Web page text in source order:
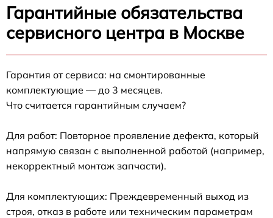
Гарантийные обязательства
сервисного центра в Москве
Гарантия от сервиса: на смонтированные
комплектующие — до 3 месяцев.
Что считается гарантийным случаем?
Для работ: Повторное проявление дефекта, который
напрямую связан с выполненной работой (например,
некорректный монтаж запчасти).
Для комплектующих: Преждевременный выход из
строя, отказ в работе или техническим параметрам